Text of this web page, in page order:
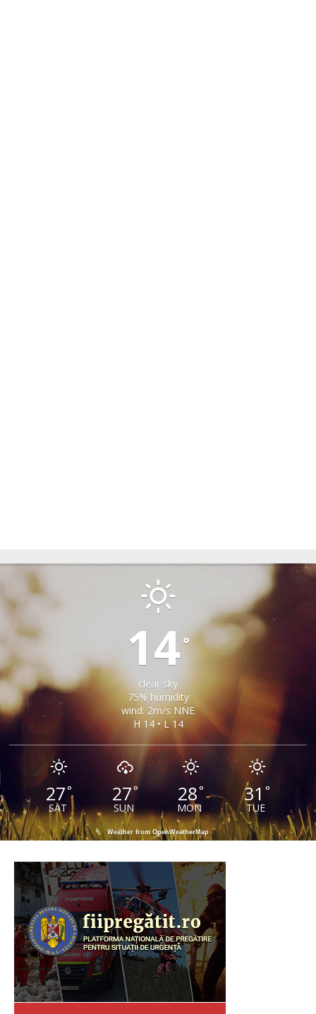
14°
clear sky
75% humidity
wind: 2m/s NNE
H 14 • L 14
27°
SAT
27°
SUN
28°
MON
31 °
TUE
Weather from OpenWeatherMap